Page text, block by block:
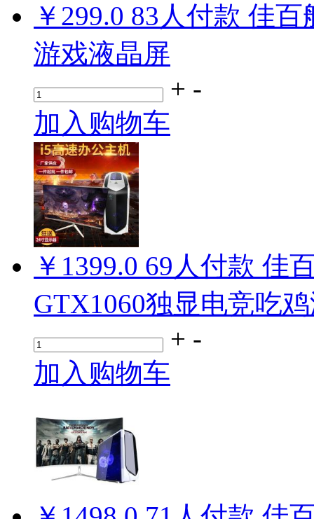
￥299.0 83 人付款 佳百
游戏液晶屏
+ -
加入购物车
￥1399.0 69 人付款 佳
GTX1060独显电竞吃
+ -
加入购物车